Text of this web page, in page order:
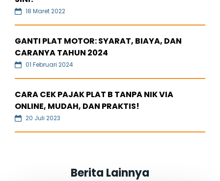
18 Maret 2022
GANTI PLAT MOTOR: SYARAT, BIAYA, DAN
CARANYA TAHUN 2024
01 Februari 2024
CARA CEK PAJAK PLAT B TANPA NIK VIA
ONLINE, MUDAH, DAN PRAKTIS!
20 Juli 2023
Berita Lainnya